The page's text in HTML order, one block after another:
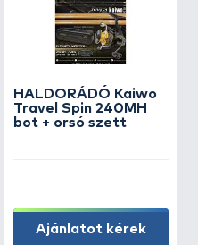
HALDORÁDÓ Kaiwo
Travel Spin 240MH
bot + orsó szett
Ajánlatot kérek